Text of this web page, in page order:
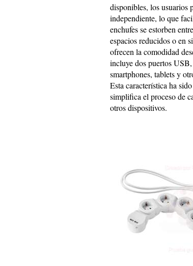
disponibles, los usuarios
independiente, lo que
enchufes se estorben
espacios reducidos o en
ofrecen la comodidad
incluye dos puertos
smartphones, tablets y
Esta característica ha
simplifica el proceso de
otros dispositivos.